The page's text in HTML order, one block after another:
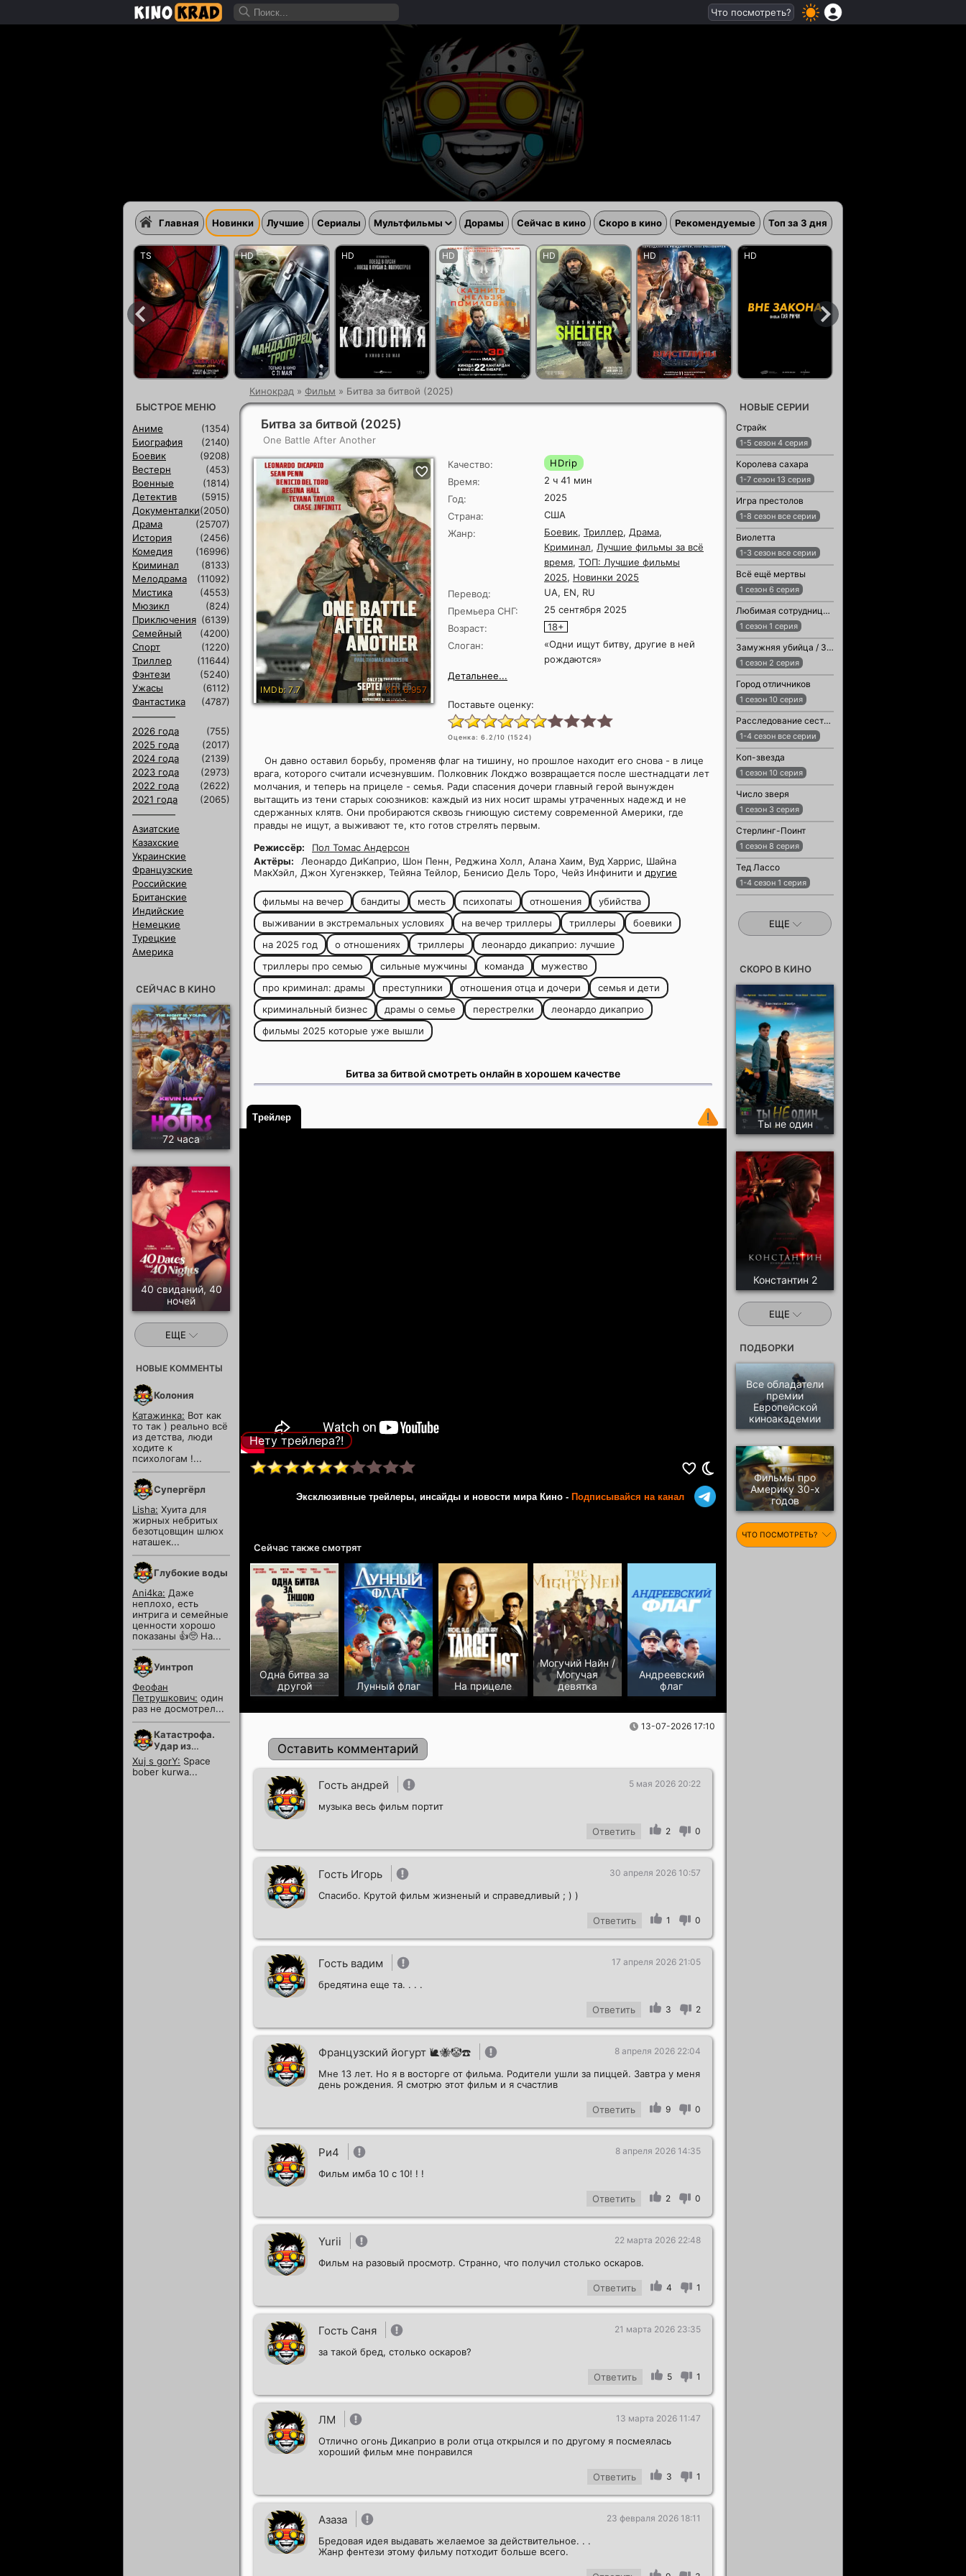
Кинокрад » Фильм » Битва за битвой (2025)
Битва за битвой (2025)
One Battle After Another
IMDb: 7.7 КП: 6.957
Качество:
HDrip
Время:
2 ч 41 мин
Год:
2025
Страна:
США
Жанр:
Боевик, Триллер, Драма,
Криминал, Лучшие фильмы за всё
время, ТОП: Лучшие фильмы
2025, Новинки 2025
Перевод:
UA, EN, RU
Премьера СНГ:
25 сентября 2025
Возраст:
18+
Слоган:
«Одни ищут битву, другие в ней
рождаются»
Детальнее...
Поставьте оценку:
Оценка: 6.2/10 (1524)
Он давно оставил борьбу, променяв флаг на тишину, но прошлое находит его снова - в лице
врага, которого считали исчезнувшим. Полковник Локджо возвращается после шестнадцати лет
молчания, и теперь на прицеле - семья. Ради спасения дочери главный герой вынужден
вытащить из тени старых союзников: каждый из них носит шрамы утраченных надежд и не
сдержанных клятв. Они пробираются сквозь гниющую систему современной Америки, где
правды не ищут, а выживают те, кто готов стрелять первым.
Режиссёр:
Пол Томас Андерсон
Актёры:
Леонардо ДиКаприо, Шон Пенн, Реджина Холл, Алана Хаим, Вуд Харрис, Шайна
МакХэйл, Джон Хугенэккер, Тейяна Тейлор, Бенисио Дель Торо, Чейз Инфинити и другие
фильмы на вечер бандиты месть психопаты отношения
убийства
выживании в экстремальных условиях
на вечер триллеры триллеры
боевики
на 2025 год
о отношениях триллеры
леонардо дикаприо: лучшие
триллеры про семью
сильные мужчины команда
мужество
про криминал: драмы
преступники отношения отца и дочери
семья и дети
криминальный бизнес
драмы о семье перестрелки
леонардо дикаприо
фильмы 2025 которые уже вышли
Битва за битвой смотреть онлайн в хорошем качестве
Трейлер
Нету трейлера?!
Эксклюзивные трейлеры, инсайды и новости мира Кино - Подписывайся на канал
Сейчас также смотрят
Одна битва за
другой
Лунный флаг На прицеле
Могучий Найн /
Могучая
девятка
Андреевский
флаг
13-07-2026 17:10
Оставить комментарий
Отправить!
Гость андрей 5 мая 2026 20:22
музыка весь фильм портит
Ответить 2 0
Гость Игорь 30 апреля 2026 10:57
Спасибо. Крутой фильм жизненый и справедливый ; ) )
Ответить 1 0
Гость вадим 17 апреля 2026 21:05
бредятина еще та. . . .
Ответить 3 2
Французский йогурт 🐌🐝🤡☎️ 8 апреля 2026 22:04
Мне 13 лет. Но я в восторге от фильма. Родители ушли за пиццей. Завтра у меня
день рождения. Я смотрю этот фильм и я счастлив
Ответить 9 0
Ри4 8 апреля 2026 14:35
Фильм имба 10 с 10! ! !
Ответить 2 0
Yurii 22 марта 2026 22:48
Фильм на разовый просмотр. Странно, что получил столько оскаров.
Ответить 4 1
Гость Саня 21 марта 2026 23:35
за такой бред, столько оскаров?
Ответить 5 1
ЛМ 13 марта 2026 11:47
Отлично огонь Дикаприо в роли отца открылся и по другому я посмеялась
хороший фильм мне понравился
Ответить 3 1
Азаза 23 февраля 2026 18:11
Бредовая идея выдавать желаемое за действительное. . .
Жанр фентези этому фильму потходит больше всего.
БЫСТРОЕ МЕНЮ
Аниме
(1354)
Биография
(2140)
Боевик
(9208)
Вестерн
(453)
Военные
(1814)
Детектив
(5915)
Документалки(2050)
Драма
(25707)
История
(2456)
Комедия
(16996)
Криминал
(8133)
Мелодрама
(11092)
Мистика
(4553)
Мюзикл
(824)
Приключения (6139)
Семейный
(4200)
Спорт
(1220)
Триллер
(11644)
Фэнтези
(5240)
Ужасы
(6112)
Фантастика
(4787)
2026 года
(755)
2025 года
(2017)
2024 года
(2139)
2023 года
(2973)
2022 года
(2622)
2021 года
(2065)
Азиатские
Казахские
Украинские
Французские
Российские
Британские
Индийские
Немецкие
Турецкие
Америка
СЕЙЧАС В КИНО
72 часа
40 свиданий, 40
ночей
ЕЩЕ
НОВЫЕ КОММЕНТЫ
Колония
Катажинка: Вот как
то так ) реально всё
из детства, люди
ходите к
психологам !...
Супергёрл
Lisha: Хуита для
жирных небритых
безотцовщин шлюх
наташек...
Глубокие воды
Ani4ka: Даже
неплохо, есть
интрига и семейные
ценности хорошо
показаны 👍🥺 На...
Уинтроп
Феофан
Петрушкович: один
раз не досмотрел...
Катастрофа.
Удар из
космоса
Xuj s gorY: Space
bober kurwa...
НОВЫЕ СЕРИИ
Страйк
1-5 сезон 4 серия
Королева сахара
1-7 сезон 13 серия
Игра престолов
1-8 сезон все серии
Виолетта
1-3 сезон все серии
Всё ещё мертвы
1 сезон 6 серия
Любимая сотрудница / Любимый сотрудник
1 сезон 1 серия
Замужняя убийца / Замужняя женщина-убийца
1 сезон 2 серия
Город отличников
1 сезон 10 серия
Расследование сестры Бонифации
1-4 сезон все серии
Коп-звезда
1 сезон 10 серия
Число зверя
1 сезон 3 серия
Стерлинг-Поинт
1 сезон 8 серия
Тед Лассо
1-4 сезон 1 серия
ЕЩЕ
СКОРО В КИНО
Ты не один
Константин 2
ЕЩЕ
ПОДБОРКИ
Все обладатели
премии
Европейской
киноакадемии
Фильмы про
Америку 30-х
годов
ЧТО ПОСМОТРЕТЬ?
Главная Новинки Лучшие Сериалы Мультфильмы Дорамы Сейчас в кино Скоро в кино Рекомендуемые Топ за 3 дня
Что посмотреть?